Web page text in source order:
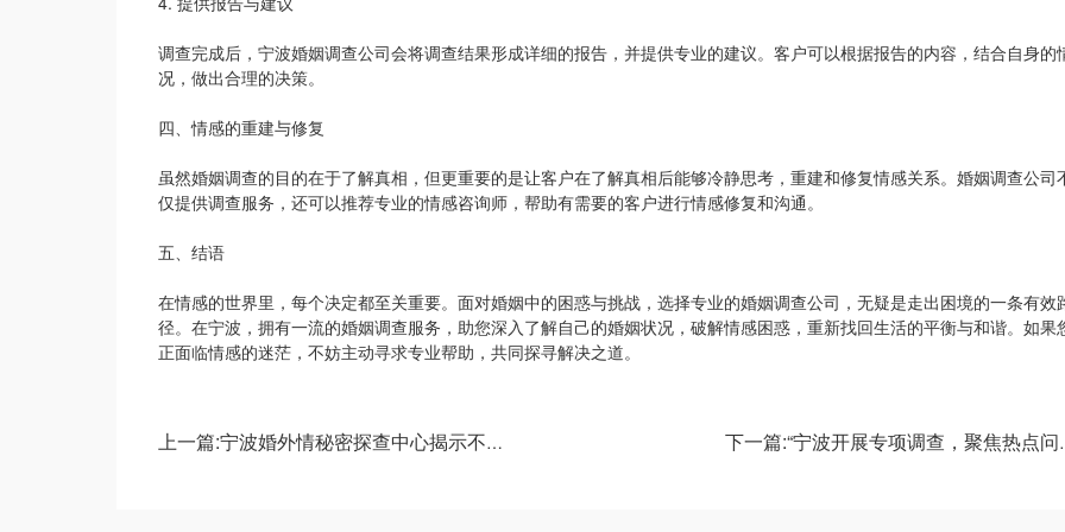
调查完成后，宁波婚姻调查公司会将调查结果形成详细的报告，并提供专业的建议。客户可以根据报告的内容，结合自身的
况，做出合理的决策。
四、情感的重建与修复
虽然婚姻调查的目的在于了解真相，但更重要的是让客户在了解真相后能够冷静思考，重建和修复情感关系。婚姻调查公司
仅提供调查服务，还可以推荐专业的情感咨询师，帮助有需要的客户进行情感修复和沟通。
五、结语
在情感的世界里，每个决定都至关重要。面对婚姻中的困惑与挑战，选择专业的婚姻调查公司，无疑是走出困境的一条有效
径。在宁波，拥有一流的婚姻调查服务，助您深入了解自己的婚姻状况，破解情感困惑，重新找回生活的平衡与和谐。如果
正面临情感的迷茫，不妨主动寻求专业帮助，共同探寻解决之道。
上一篇:宁波婚外情秘密探查中心揭示不为人知的真相 下一篇:“